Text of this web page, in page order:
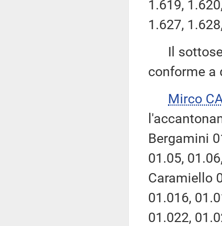
1.619,
1.627,
Il
conforme a
Mirco
Bergamini
01.05,
Caramiello
01.016,
01.022,